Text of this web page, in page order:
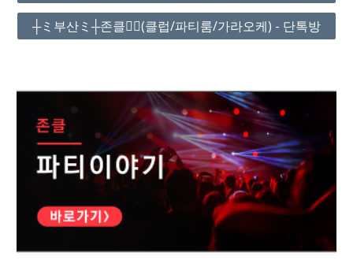
┼ミ부산ミ┼존클❤️‍🔥(클럽/파티룸/가라오케) - 단톡방